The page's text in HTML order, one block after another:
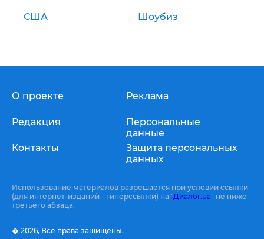
США Шоубиз
О проекте
Редакция
Контакты
Реклама
Персональные
данные
Защита персональных
данных
Использование материалов разрешается при условии ссылки
(для интернет-изданий - гиперссылки) на "Диалог.ua" не ниже
третьего абзаца.
� 2026, Все права защищены.